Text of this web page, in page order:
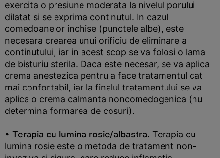
exercita o presiune moderata la nivelul porului
dilatat si se exprima continutul. In cazul
comedoanelor inchise (punctele albe), este
necesara crearea unui orificiu de eliminare a
continutului, iar in acest scop se va folosi o lama
de bisturiu sterila. Daca este necesar, se va aplica
crema anestezica pentru a face tratamentul cat
mai confortabil, iar la finalul tratamentului se va
aplica o crema calmanta noncomedogenica (nu
determina formarea de cosuri).
• Terapia cu lumina rosie/albastra. Terapia cu
lumina rosie este o metoda de tratament non-